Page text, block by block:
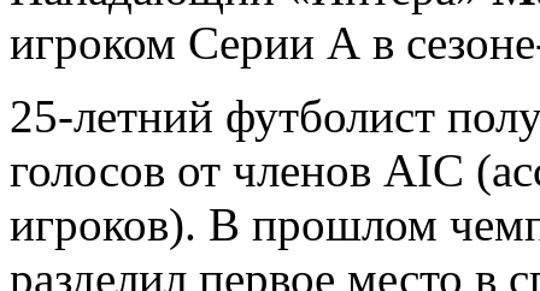
игроком Серии А в
25-летний футболист
голосов от членов AIC
игроков). В прошлом
разделил первое место в